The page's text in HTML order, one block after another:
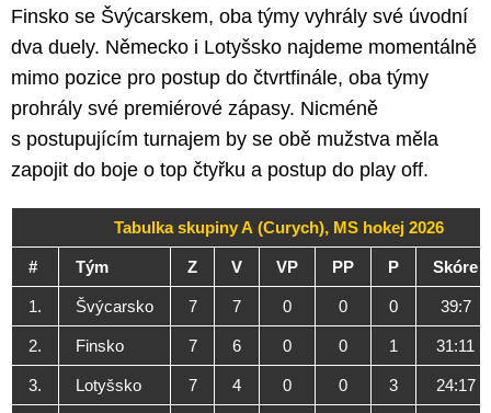
Finsko se Švýcarskem, oba týmy vyhrály své úvodní
dva duely. Německo i Lotyšsko najdeme momentálně
mimo pozice pro postup do čtvrtfinále, oba týmy
prohrály své premiérové zápasy. Nicméně
s postupujícím turnajem by se obě mužstva měla
zapojit do boje o top čtyřku a postup do play off.
Tabulka skupiny A (Curych), MS hokej 2026
# Tým Z V VP PP P Skóre
1. Švýcarsko 7 7 0 0 0 39:7
2. Finsko 7 6 0 0 1 31:11
3. Lotyšsko 7 4 0 0 3 24:17